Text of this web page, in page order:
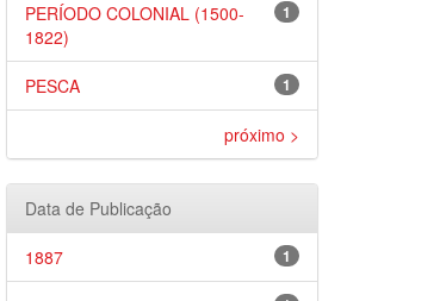
1
PERÍODO COLONIAL (1500-
1822)
1
PESCA
próximo >
Data de Publicação
1
1887